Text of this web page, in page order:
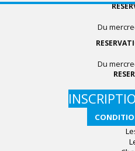
Du
Du